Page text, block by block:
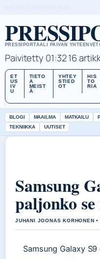
PRESSIPORTAALI PAIVAN
Paivitetty 01:3216
ET
US
IV
U
TIETO
A
MEIST
Ä
YHTEY
STIED
OT
HIS
TO
RIA
BLOGI MAAILMA MATKAILU
TEKNIIKKA
UUTISET
Samsung
paljonko
JUHANI JOONAS KORHONEN
Samsung Galaxy